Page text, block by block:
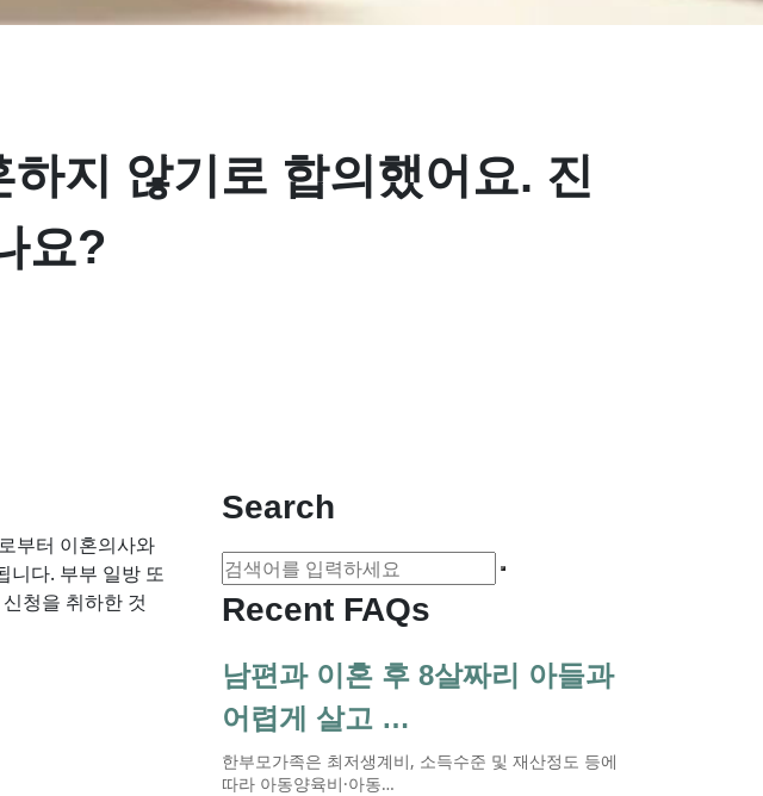
지 않기로 합의했어요. 진
요?
부터 이혼의사와
니다. 부부 일방 또
청을 취하한 것
Search
Recent FAQs
남편과 이혼 후 8살짜리 아들과
어렵게 살고 …
한부모가족은 최저생계비, 소득수준 및 재산정도 등에
따라 아동양육비·아동…